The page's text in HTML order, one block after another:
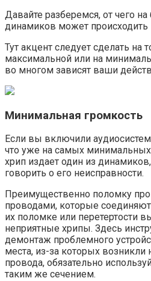
Давайте разберемся, от чего на
динамиков может происходить
Тут акцент следует сделать на
максимальной или на
во многом зависят ваши
Минимальная громкость
Если вы включили
что уже на самых
хрип издает один из
говорить о его неисправности.
Преимущественно поломку
проводами, которые
их поломке или перетертости
неприятные хрипы. Здесь
демонтаж проблемного
места, из-за которых возникли
провода, обязательно
таким же сечением.